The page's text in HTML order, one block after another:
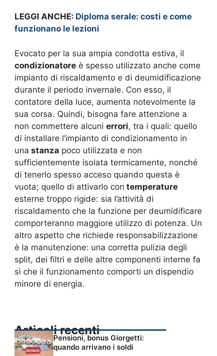
LEGGI ANCHE: Diploma serale: costi e come
funzionano le lezioni
Evocato per la sua ampia condotta estiva, il
condizionatore è spesso utilizzato anche come
impianto di riscaldamento e di deumidificazione
durante il periodo invernale. Con esso, il
contatore della luce, aumenta notevolmente la
sua corsa. Quindi, bisogna fare attenzione a
non commettere alcuni errori, tra i quali: quello
di installare l’impianto di condizionamento in
una stanza poco utilizzata e non
sufficientemente isolata termicamente, nonché
di tenerlo spesso acceso quando questa è
vuota; quello di attivarlo con temperature
esterne troppo rigide: sia l’attività di
riscaldamento che la funzione per deumidificare
comporteranno maggiore utilizzo di potenza. Un
altro aspetto che richiede responsabilizzazione
è la manutenzione: una corretta pulizia degli
split, dei filtri e delle altre componenti interne fa
sì che il funzionamento comporti un dispendio
minore di energia.
Articoli recenti
Pensioni, bonus Giorgetti:
quando arrivano i soldi